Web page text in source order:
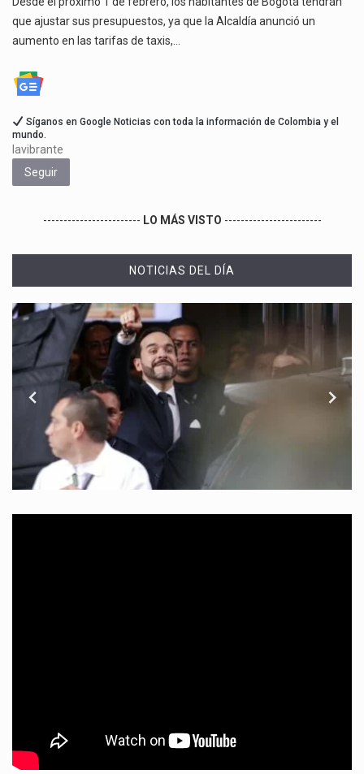
que ajustar sus presupuestos, ya que la Alcaldía anunció un
aumento en las tarifas de taxis,…
Síganos en Google Noticias con toda la información de Colombia y el
mundo.
lavibrante
Seguir
------------------------ LO MÁS VISTO ------------------------
NOTICIAS DEL DÍA